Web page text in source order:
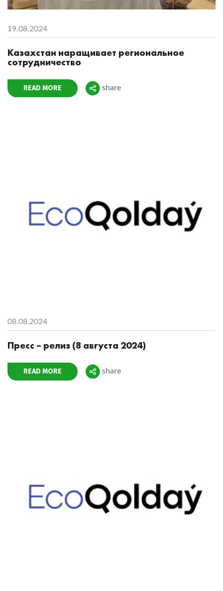
19.08.2024
Казахстан наращивает региональное
сотрудничество
READ MORE Поделиться
share
08.08.2024
Пресс – релиз (8 августа 2024)
READ MORE Поделиться
share